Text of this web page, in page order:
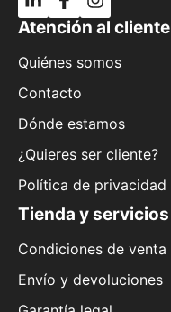
Atención al cliente
Quiénes somos
Contacto
Dónde estamos
¿Quieres ser cliente?
Política de privacidad
Tienda y servicios
Condiciones de venta
Envío y devoluciones